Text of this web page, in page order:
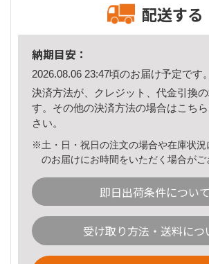
配送する
納期目安：
2026.08.06 23:47頃のお届け予定です。
決済方法が、クレジット、代金引換
す。その他の決済方法の場合はこちら
さい。
※土・日・祝日の注文の場合や在庫状況
のお届けにお時間をいただく場合がご
即日出荷条件について
受け取り方法・送料につ